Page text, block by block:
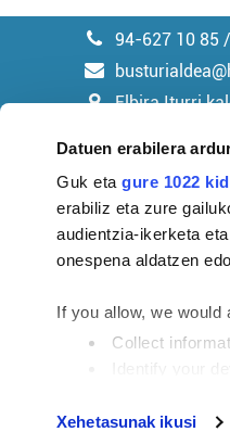
Datuen erabilera
Guk etagure 1022
erabiliz eta zure
audientzia-ikerketa
onespena aldatzen
If you allow, we would
Collect
Xehetasunak ikusi
94-627 10 85
Elbira Iturri
Tokiko